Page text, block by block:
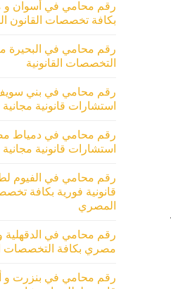
رقم محامي في أسوان و
بكافة تخصصات القانون
رقم محامي في
التخصصات القانونية
رقم محامي في بني
استشارات قانونية
رقم محامي في دمياط
استشارات قانونية مجانية
رقم محامي في الفيوم
قانونية فورية بكافة
المصري
رقم محامي في الدقهلية
مصري بكافة التخصصات
رقم محامي في بنزرت و